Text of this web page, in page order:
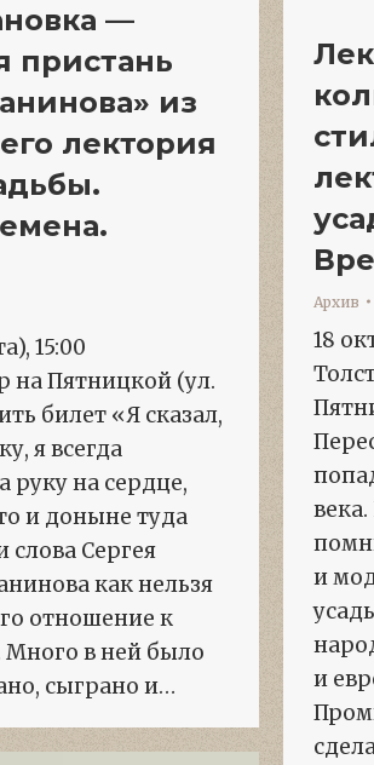
—
пристань
из
лектория
15:00
на Пятницкой (ул.
билет «Я сказал,
я всегда
руку на сердце,
и доныне туда
Сергея
как нельзя
отношение к
в ней было
сыграно и…
Архив
18
и
и